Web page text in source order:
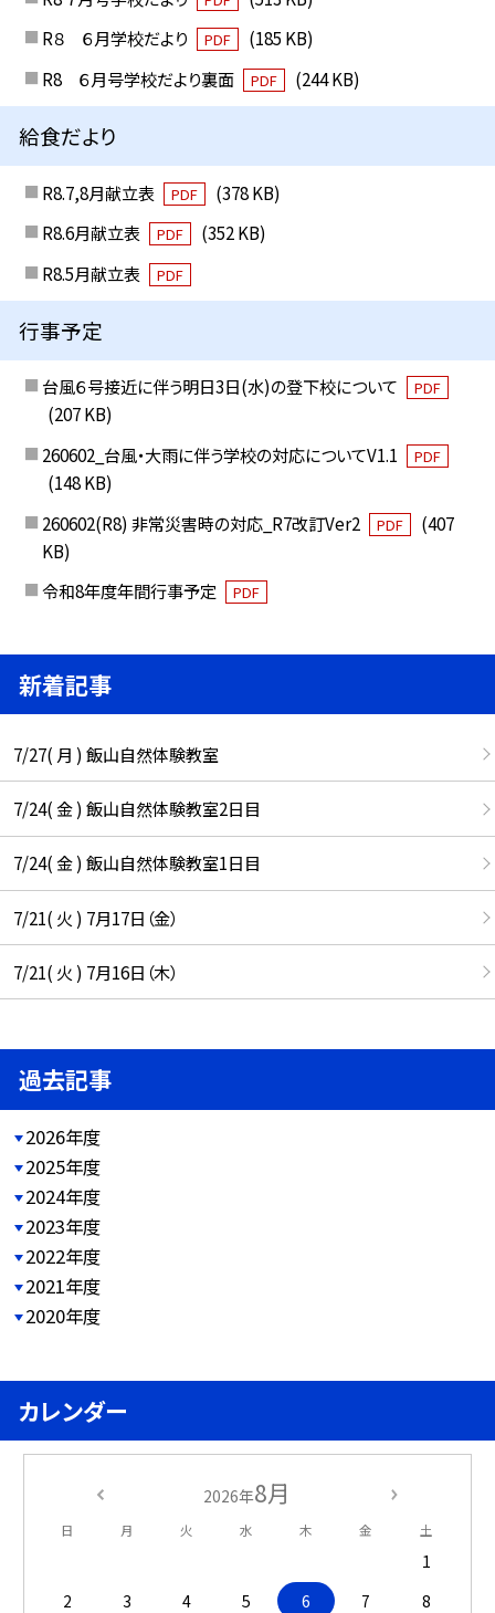
R８ ６月学校だより
PDF
(185 KB)
R8 ６月号学校だより裏面
PDF (244 KB)
給食だより
R8.7,8月献立表 PDF
(378 KB)
R8.6月献立表
PDF
(352 KB)
R8.5月献立表
PDF
行事予定
台風６号接近に伴う明日3日(水)の登下校について PDF
(207 KB)
260602_台風・大雨に伴う学校の対応についてV1.1
PDF
(148 KB)
260602(R8) 非常災害時の対応_R7改訂Ver2
PDF
(407
KB)
令和8年度年間行事予定
PDF
新着記事
7/27( 月 ) 飯山自然体験教室
7/24( 金 ) 飯山自然体験教室2日目
7/24( 金 ) 飯山自然体験教室1日目
7/21( 火 ) 7月17日（金）
7/21( 火 ) 7月16日（木）
過去記事
2026年度
2025年度
2024年度
2023年度
2022年度
2021年度
2020年度
カレンダー
2026年8月
日 月 火 水 木 金 土
1
2
3 4 5 6 7
8